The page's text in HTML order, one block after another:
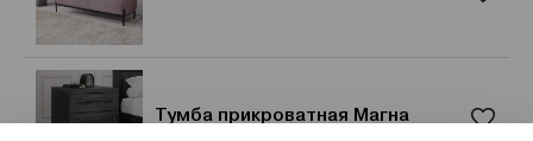
Тумба прикроватная Магна